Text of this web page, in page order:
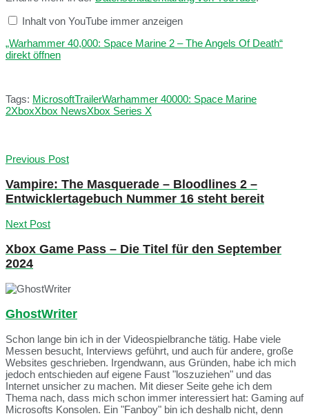
Inhalt von YouTube immer anzeigen
„Warhammer 40,000: Space Marine 2 – The Angels Of Death“
direkt öffnen
Tags: MicrosoftTrailerWarhammer 40000: Space Marine
2XboxXbox NewsXbox Series X
Previous Post
Vampire: The Masquerade – Bloodlines 2 –
Entwicklertagebuch Nummer 16 steht bereit
Next Post
Xbox Game Pass – Die Titel für den September
2024
GhostWriter
Schon lange bin ich in der Videospielbranche tätig. Habe viele
Messen besucht, Interviews geführt, und auch für andere, große
Websites geschrieben. Irgendwann, aus Gründen, habe ich mich
jedoch entschieden auf eigene Faust "loszuziehen" und das
Internet unsicher zu machen. Mit dieser Seite gehe ich dem
Thema nach, dass mich schon immer interessiert hat: Gaming auf
Microsofts Konsolen. Ein "Fanboy" bin ich deshalb nicht, denn